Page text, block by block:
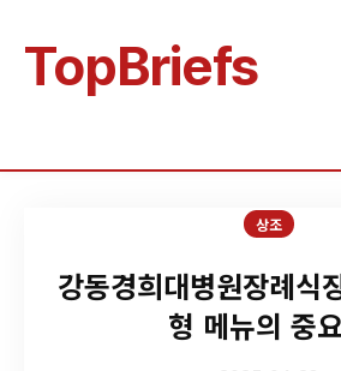
TopBriefs
상조
강동경희대병원장례식
형 메뉴의 중